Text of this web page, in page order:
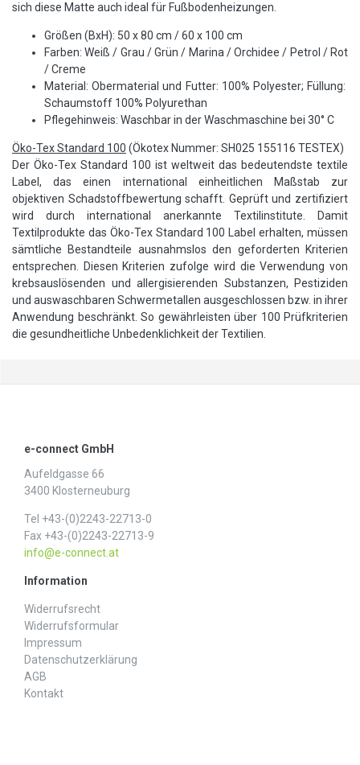
sich diese Matte auch ideal für Fußbodenheizungen.
Größen (BxH): 50 x 80 cm / 60 x 100 cm
Farben: Weiß / Grau / Grün / Marina / Orchidee / Petrol / Rot
/ Creme
Material: Obermaterial und Futter: 100% Polyester; Füllung:
Schaumstoff 100% Polyurethan
Pflegehinweis: Waschbar in der Waschmaschine bei 30° C
Öko-Tex Standard 100 (Ökotex Nummer: SH025 155116 TESTEX)
Der Öko-Tex Standard 100 ist weltweit das bedeutendste textile
Label, das einen international einheitlichen Maßstab zur
objektiven Schadstoffbewertung schafft. Geprüft und zertifiziert
wird durch international anerkannte Textilinstitute. Damit
Textilprodukte das Öko-Tex Standard 100 Label erhalten, müssen
sämtliche Bestandteile ausnahmslos den geforderten Kriterien
entsprechen. Diesen Kriterien zufolge wird die Verwendung von
krebsauslösenden und allergisierenden Substanzen, Pestiziden
und auswaschbaren Schwermetallen ausgeschlossen bzw. in ihrer
Anwendung beschränkt. So gewährleisten über 100 Prüfkriterien
die gesundheitliche Unbedenklichkeit der Textilien.
e-connect GmbH
Aufeldgasse 66
3400 Klosterneuburg
Tel +43-(0)2243-22713-0
Fax +43-(0)2243-22713-9
info@e-connect.at
Information
Widerrufs­recht
Widerrufs­formular
Impressum
Daten­schutz­erklärung
AGB
Kontakt